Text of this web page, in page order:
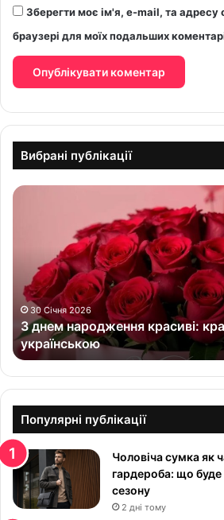
Зберегти моє ім'я, e-mail, та адресу
браузері для моїх подальших
Вибрані публікації
З
д
ж
е
н
к
р
и
30 Січня 2026
З днем народження красиві:
українською
Популярні публікації
Чоловіча сумка як
гардероба: що
сезону
2 дні тому